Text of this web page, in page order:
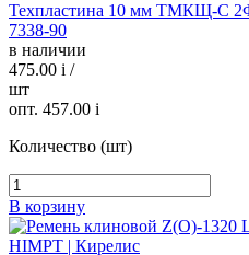
Техпластина 10 мм ТМКЩ-C
7338-90
в наличии
475.00 i /
шт
опт. 457.00 i
Количество (шт)
В корзину